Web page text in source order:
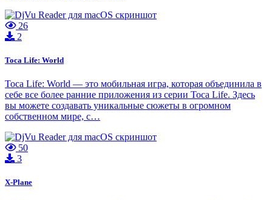
26
2
Toca Life: World
Toca Life: World — это мобильная игра, которая объединила в
себе все более ранние приложения из серии Toca Life. Здесь
вы можете создавать уникальные сюжеты в огромном
собственном мире, с…
50
3
X-Plane